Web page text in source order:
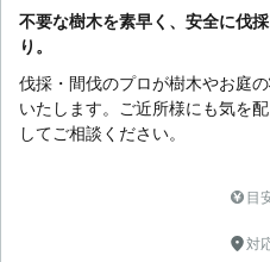
不要な樹木を素早く、安全に伐
り。
伐採・間伐のプロが樹木やお庭
いたします。ご近所様にも気を
してご相談ください。
目
対